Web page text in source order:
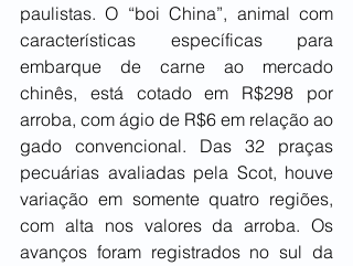
paulistas. O “boi China”, animal com
características específicas para
embarque de carne ao mercado
chinês, está cotado em R$298 por
arroba, com ágio de R$6 em relação ao
gado convencional. Das 32 praças
pecuárias avaliadas pela Scot, houve
variação em somente quatro regiões,
com alta nos valores da arroba. Os
avanços foram registrados no sul da